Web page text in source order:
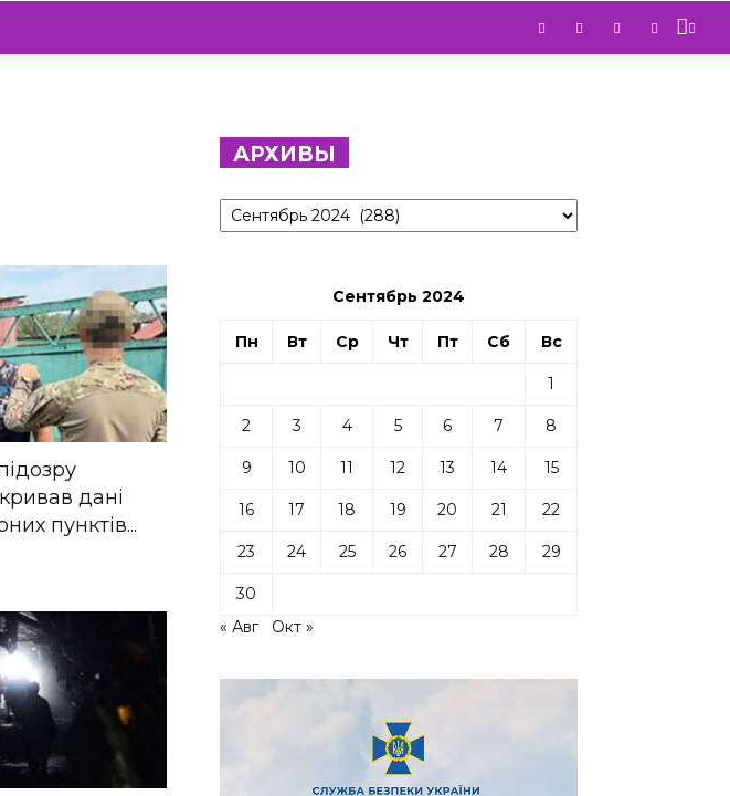
дані
пунктів...
АРХИВЫ
Архивы
Сентябрь 2024
Пн Вт Ср Чт Пт Сб Вс
1
2 3 4 5 6 7 8
9 10 11 12 13 14 15
16 17 18 19 20 21 22
23 24 25 26 27 28 29
30
« Авг
Окт »